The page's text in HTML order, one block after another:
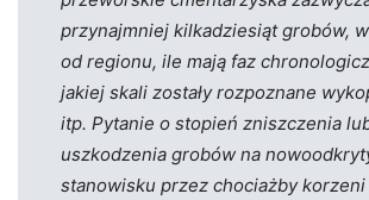
przynajmniej kilkadziesiąt grobów,
od regionu, ile mają faz
jakiej skali zostały rozpoznane
itp. Pytanie o stopień zniszczenia
uszkodzenia grobów na
stanowisku przez chociażby korzeni